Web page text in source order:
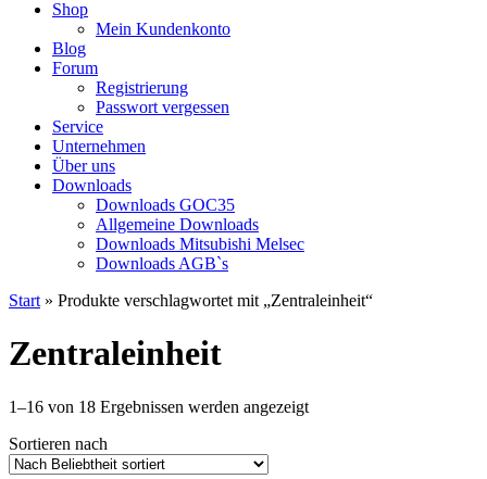
Shop
Mein Kundenkonto
Blog
Forum
Registrierung
Passwort vergessen
Service
Unternehmen
Über uns
Downloads
Downloads GOC35
Allgemeine Downloads
Downloads Mitsubishi Melsec
Downloads AGB`s
Start » Produkte verschlagwortet mit „Zentraleinheit“
Zentraleinheit
1–16 von 18 Ergebnissen werden angezeigtNach
Sortieren nach